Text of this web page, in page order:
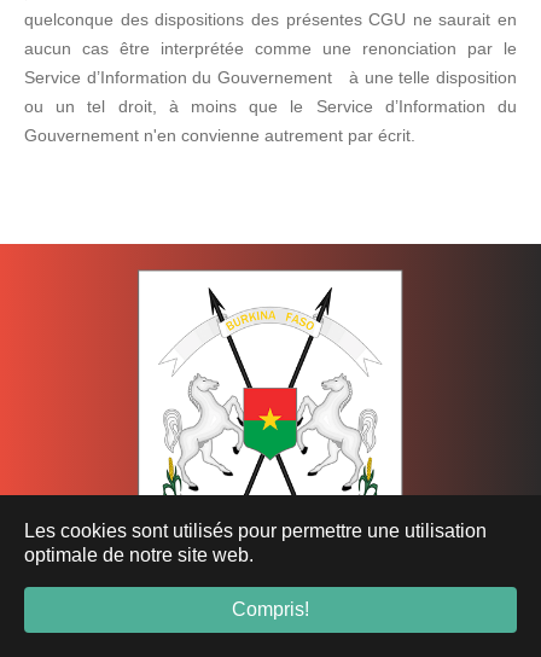
Les cookies sont utilisés pour permettre une utilisation
optimale de notre site web.
Compris!
quelconque des dispositions des présentes CGU ne saurait en
aucun cas être interprétée comme une renonciation par le
Service d’Information du Gouvernement à une telle disposition
ou un tel droit, à moins que le Service d’Information du
Gouvernement n'en convienne autrement par écrit.
Ministère de l’Économie, des Finances et du Développement